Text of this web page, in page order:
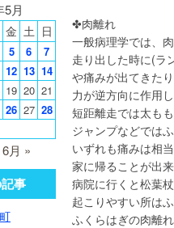
✤肉離れ
一般病理学では、
走り出した時に(ラ
や痛みが出てきた
力が逆方向に作用
短距離走では太も
ジャンプなどでは
いずれも痛みは相
家に帰ることが出
病院に行くと松葉
起こりやすい所は
ふくらはぎの肉離
5月
金 土 日
6月 »
5 6
7
12 13 14
19 20 21
26 27 28
事